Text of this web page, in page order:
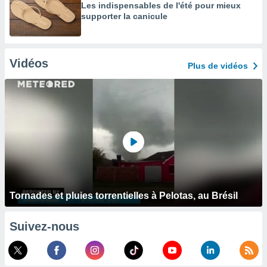
Les indispensables de l'été pour mieux
supporter la canicule
Vidéos Plus de vidéos
Tornades et pluies torrentielles à Pelotas, au Brésil
Suivez-nous